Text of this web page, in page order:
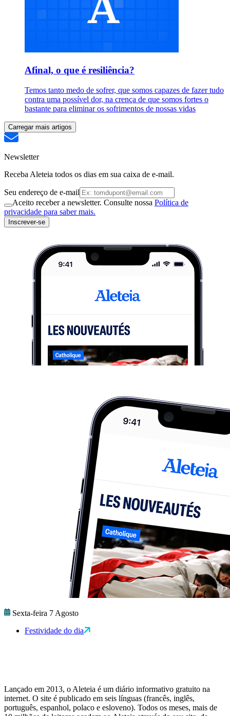
Afinal, o que é resiliência?
Temos tanto medo de sofrer, que somos capazes de fazer tudo
contra uma possível dor, na crença de que somos fortes o
bastante para eliminar os sofrimentos de nossas vidas
Carregar mais artigos
Newsletter
Receba Aleteia todos os dias em sua caixa de e-mail.
Seu endereço de e-mail
Aceito receber a newsletter. Consulte nossa Política de
privacidade para saber mais.
Inscrever-se
Sexta-feira 7 Agosto
Festividade do dia
Lançado em 2013, o Aleteia é um diário informativo gratuito na
internet. O site é publicado em seis línguas (francês, inglês,
português, espanhol, polaco e esloveno). Todos os meses, mais de